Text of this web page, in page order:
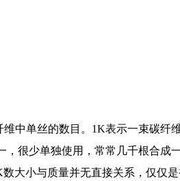
单丝的数目。1K表示一束碳纤维
很少单独使用，常常几千根合成
数大小与质量并无直接关系，仅仅